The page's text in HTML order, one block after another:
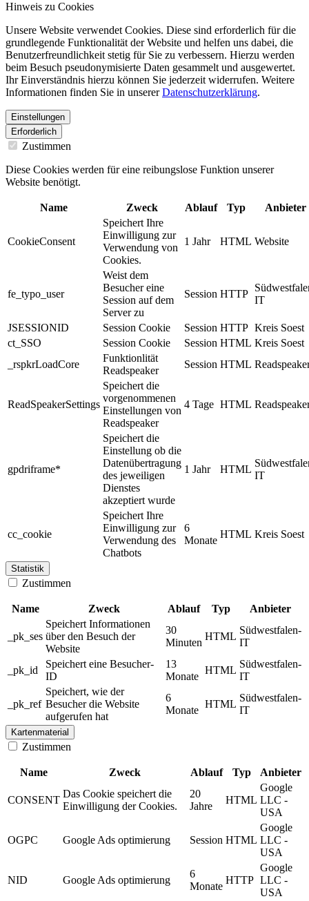
Hinweis zu Cookies
Unsere Website verwendet Cookies. Diese sind erforderlich für die
grundlegende Funktionalität der Website und helfen uns dabei, die
Benutzerfreundlichkeit stetig für Sie zu verbessern. Hierzu werden
beim Besuch pseudonymisierte Daten gesammelt und ausgewertet.
Ihr Einverständnis hierzu können Sie jederzeit widerrufen. Weitere
Informationen finden Sie in unsererDatenschutzerklärung.
Einstellungen
Erforderlich
Zustimmen
Diese Cookies werden für eine reibungslose Funktion unserer
Website benötigt.
Name Zweck Ablauf Typ Anbieter
CookieConsent
Speichert Ihre
Einwilligung zur
Verwendung von
Cookies.
1 Jahr HTML Website
fe_typo_user
Weist dem
Besucher eine
Session auf dem
Server zu
Session HTTP
IT
JSESSIONID Session Cookie Session HTTP Kreis Soest
ct_SSO
Session Cookie Session HTML Kreis Soest
_rspkrLoadCore
Funktionlität
Readspeaker
Session HTML
ReadSpeakerSettings
Speichert die
vorgenommenen
Einstellungen von
Readspeaker
4 Tage HTML
gpdriframe*
Speichert die
Einstellung ob die
Datenübertragung
des jeweiligen
Dienstes
akzeptiert wurde
1 Jahr HTML
IT
cc_cookie
Speichert Ihre
Einwilligung zur
Verwendung des
Chatbots
6
Monate
HTML Kreis Soest
Statistik
Zustimmen
Name Zweck Ablauf Typ Anbieter
_pk_ses
Speichert Informationen
über den Besuch der
Website
30
Minuten
HTML
Südwestfalen-
IT
_pk_id
Speichert eine Besucher-
ID
13
Monate
HTML
Südwestfalen-
IT
_pk_ref
Speichert, wie der
Besucher die Website
aufgerufen hat
6
Monate
HTML
Südwestfalen-
IT
Kartenmaterial
Zustimmen
Name Zweck Ablauf Typ Anbieter
CONSENT
Das Cookie speichert die
Einwilligung der Cookies.
20
Jahre
HTML
Google
LLC -
USA
OGPC Google Ads optimierung Session HTML
Google
LLC -
USA
NID Google Ads optimierung
6
Monate
HTTP
Google
LLC -
USA